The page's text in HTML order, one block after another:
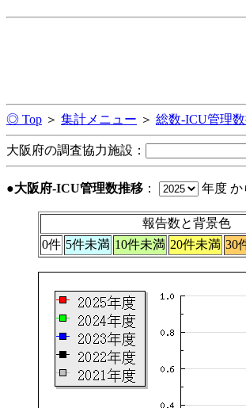
◎ Top ＞ 集計メニュー ＞ 総数-ICU管理
大阪府の調査協力施設：
●大阪府-ICU管理数推移 ： 年度 か
報告数と背景色
0件 5件未満 10件未満 20件未満 30